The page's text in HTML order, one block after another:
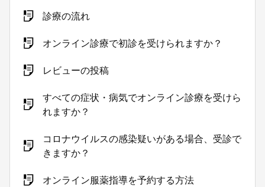
診療の流れ
オンライン診療で初診を受けられますか？
レビューの投稿
すべての症状・病気でオンライン診療を受けら
れますか？
コロナウイルスの感染疑いがある場合、受診で
きますか？
オンライン服薬指導を予約する方法